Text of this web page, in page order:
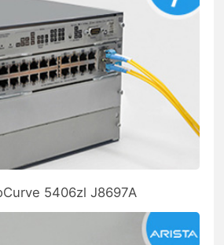
5406zl J8697A